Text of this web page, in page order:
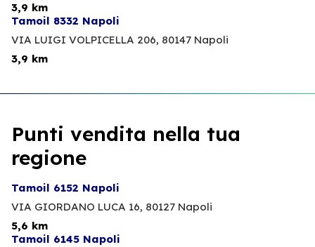
3,9 km
Tamoil 8332 Napoli
VIA LUIGI VOLPICELLA 206, 80147 Napoli
3,9 km
Punti vendita nella tua
regione
Tamoil 6152 Napoli
VIA GIORDANO LUCA 16, 80127 Napoli
5,6 km
Tamoil 6145 Napoli